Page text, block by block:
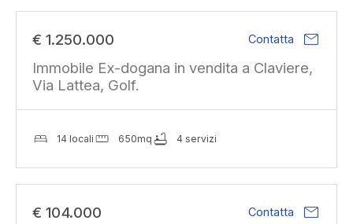
€ 1.250.000 Contatta mail
Immobile Ex-dogana in vendita a Claviere,
Via Lattea, Golf.
14 locali 650mq 4 servizi
€ 104.000 Contatta mail